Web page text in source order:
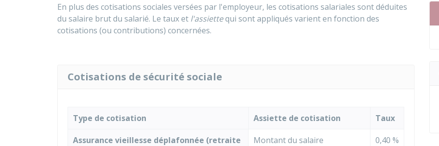
En plus des cotisations sociales versées par l'employeur, les cotisations salariales sont déduites
du salaire brut du salarié. Le taux et l'assiettequi sont appliqués varient en fonction des
cotisations (ou contributions) concernées.
Cotisations de sécurité sociale
Type de cotisation Assiette de cotisation Taux
Assurance vieillesse déplafonnée (retraite
Montant du salaire 0,40 %